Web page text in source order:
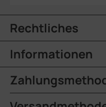
Rechtliches
Informationen